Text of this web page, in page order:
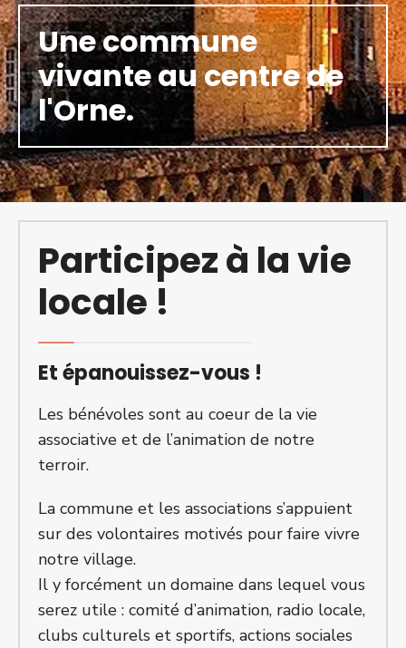
Une commune
vivante au centre de
l'Orne.
Participez à la vie
locale !
Et épanouissez-vous !
Les bénévoles sont au coeur de la vie
associative et de l’animation de notre
terroir.
La commune et les associations s’appuient
sur des volontaires motivés pour faire vivre
notre village.
Il y forcément un domaine dans lequel vous
serez utile : comité d’animation, radio locale,
clubs culturels et sportifs, actions sociales